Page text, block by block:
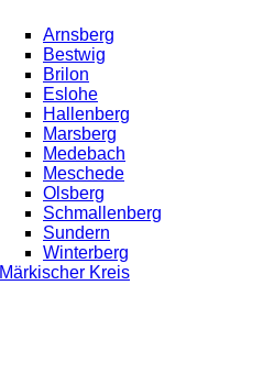
Arnsberg
Bestwig
Brilon
Eslohe
Hallenberg
Marsberg
Medebach
Meschede
Olsberg
Schmallenberg
Sundern
Winterberg
Märkischer Kreis